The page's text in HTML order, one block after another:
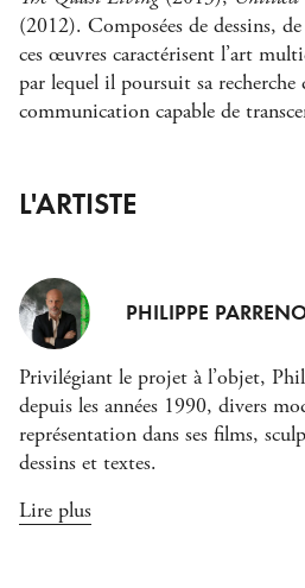
(2012). Composées de dessins,
ces œuvres caractérisent l’art
par lequel il poursuit sa
communication capable de
L'ARTISTE
PHILIPPE
Privilégiant le projet à l’objet,
depuis les années 1990, divers
représentation dans ses films,
dessins et textes.
Lire plus